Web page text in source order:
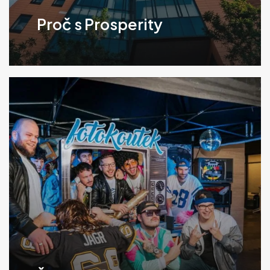
Proč s Prosperity
Klikněte
pro
více
informací